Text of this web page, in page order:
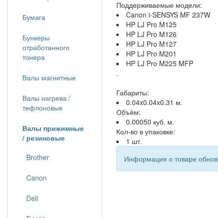
Поддерживаемые модели:
Canon i-SENSYS MF 237W
HP LJ Pro M125
HP LJ Pro M126
HP LJ Pro M127
HP LJ Pro M201
HP LJ Pro M225 MFP
.
Габариты:
0.04x0.04x0.31 м.
Объём:
0.00050 куб. м.
Кол-во в упаковке:
1 шт.
Информация о товаре
Бумага
Бункеры
отработанного
тонера
Валы магнитные
Валы нагрева /
тефлоновые
Валы прижимные
/ резиновые
Brother
Canon
Deli